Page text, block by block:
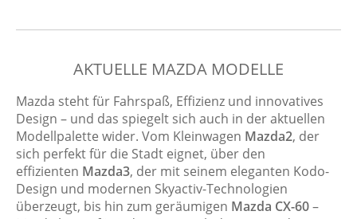
AKTUELLE MAZDA MODELLE
Mazda steht für Fahrspaß, Effizienz und innovatives
Design – und das spiegelt sich auch in der aktuellen
Modellpalette wider. Vom Kleinwagen Mazda2, der
sich perfekt für die Stadt eignet, über den
effizienten Mazda3, der mit seinem eleganten Kodo-
Design und modernen Skyactiv-Technologien
überzeugt, bis hin zum geräumigen Mazda CX-60–